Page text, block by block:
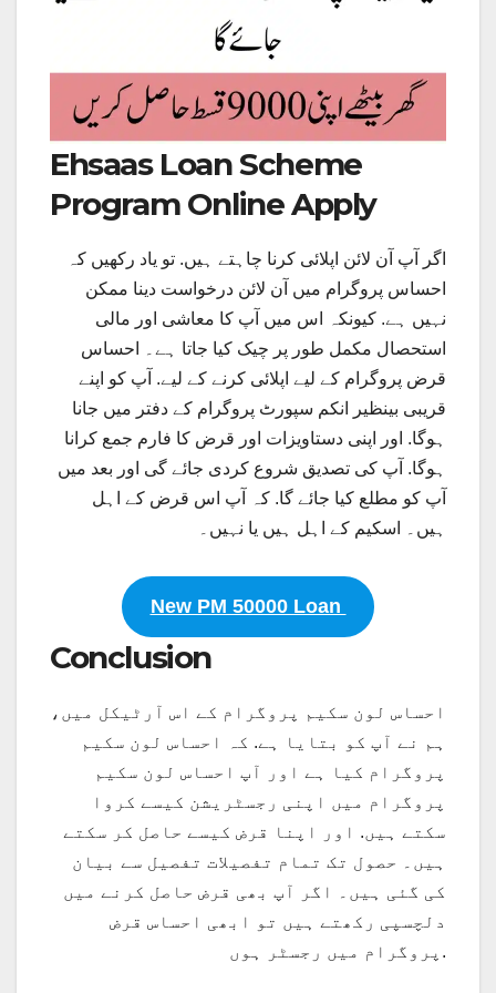
Ehsaas Loan Scheme
Program Online Apply
اگر آپ آن لائن اپلائی کرنا چاہتے ہیں. تو یاد رکھیں کہ
احساس پروگرام میں آن لائن درخواست دینا ممکن
نہیں ہے. کیونکہ اس میں آپ کا معاشی اور مالی
استحصال مکمل طور پر چیک کیا جاتا ہے۔ احساس
قرض پروگرام کے لیے اپلائی کرنے کے لیے. آپ کو اپنے
قریبی بینظیر انکم سپورٹ پروگرام کے دفتر میں جانا
ہوگا. اور اپنی دستاویزات اور قرض کا فارم جمع کرانا
ہوگا. آپ کی تصدیق شروع کردی جائے گی اور بعد میں
آپ کو مطلع کیا جائے گا. کہ آپ اس قرض کے اہل
ہیں۔ اسکیم کے اہل ہیں یا نہیں۔
New PM 50000 Loan
Conclusion
احساس لون سکیم پروگرام کے اس آرٹیکل میں،
ہم نے آپ کو بتایا ہے. کہ احساس لون سکیم
پروگرام کیا ہے اور آپ احساس لون سکیم
پروگرام میں اپنی رجسٹریشن کیسے کروا
سکتے ہیں. اور اپنا قرض کیسے حاصل کر سکتے
ہیں۔ حصول تک تمام تفصیلات تفصیل سے بیان
کی گئی ہیں۔ اگر آپ بھی قرض حاصل کرنے میں
دلچسپی رکھتے ہیں تو ابھی احساس قرض
پروگرام میں رجسٹر ہوں.